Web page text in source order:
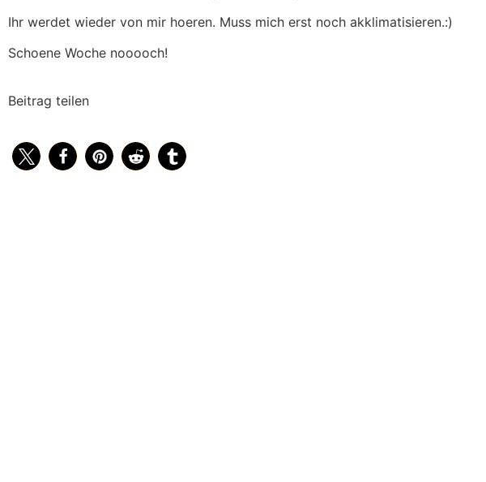
Ihr werdet wieder von mir hoeren. Muss mich erst noch akklimatisieren.:)
Schoene Woche nooooch!
Beitrag teilen